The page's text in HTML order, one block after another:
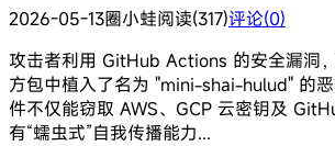
2026-05-13圈小蛙阅读(317)评论(0)
攻击者利用 GitHub Actions 的安全漏洞
方包中植入了名为 "mini-shai-hulud" 的
件不仅能窃取 AWS、GCP 云密钥及
有“蠕虫式”自我传播能力...